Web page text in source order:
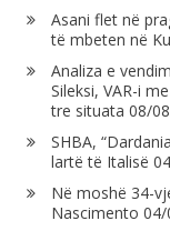
Asani flet në
të mbeten në
Analiza e
Sileksi, VAR-i
tre situata 08/
SHBA,
lartë të Italisë
Në moshë 34-
Nascimento 04/